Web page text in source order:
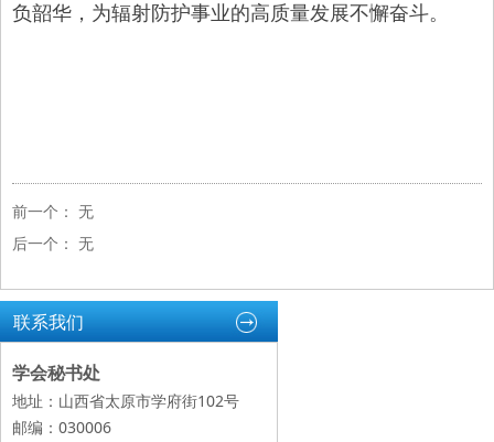
联系我们
学会秘书处
地址：山西省太原市学府街102号
邮编：030006
负韶华，为辐射防护事业的高质量发展不懈奋斗。
前一个：
无
后一个：
无